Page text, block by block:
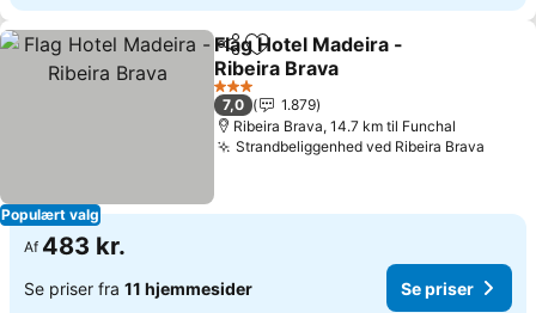
Populært valg
Del Føj til favoritter
Flag Hotel Madeira -
Ribeira Brava
3 Stjerner
7,0
1.879
Ribeira Brava, 14.7 km til Funchal
Strandbeliggenhed ved Ribeira Brava
Af 483 kr.
Se priser fra 11 hjemmesider Se priser